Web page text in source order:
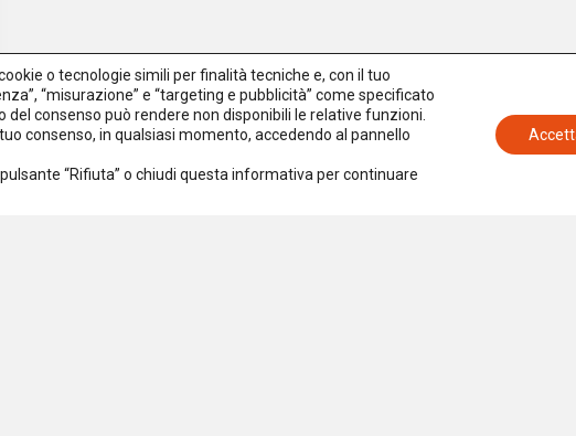
o tecnologie simili per finalità tecniche e, con il tuo
“misurazione” e “targeting e pubblicità” come specificato
del consenso può rendere non disponibili le relative funzioni.
consenso, in qualsiasi momento, accedendo al pannello
“Rifiuta” o chiudi questa informativa per continuare